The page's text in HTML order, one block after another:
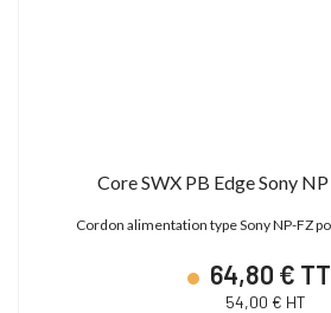
Core SWX PB Edge Sony
Cordon alimentation type Sony NP-FZ
64,80 €
54,00 € HT